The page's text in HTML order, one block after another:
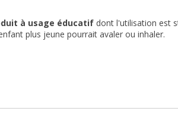
à usage éducatif dont l'utilisation est
plus jeune pourrait avaler ou inhaler.